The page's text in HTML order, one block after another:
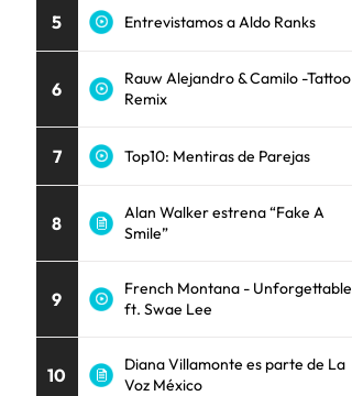
5 Entrevistamos a Aldo Ranks
6
Rauw Alejandro & Camilo -Tattoo
Remix
7 Top10: Mentiras de Parejas
8
Alan Walker estrena “Fake A
Smile”
9
French Montana - Unforgettable
ft. Swae Lee
10
Diana Villamonte es parte de La
Voz México